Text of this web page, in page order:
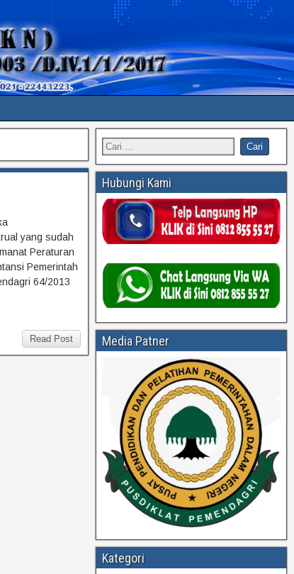
yang sudah
Peraturan
Pemerintah
64/2013
Read Post
Hubungi Kami
Media Patner
Kategori